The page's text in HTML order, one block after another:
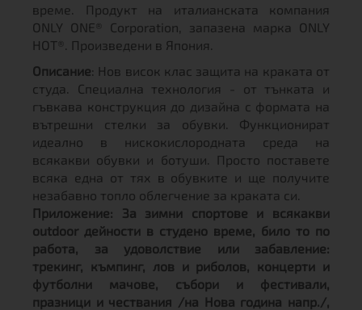
време. Продукт на италианската компания
ONLY ONE® Corporation, запазена марка ONLY
HOT®. Произведени в Япония.
Описание: Нов висок клас защита на краката от
студа. Специална технология - от тънката и
гъвкава конструкция до дизайна с формата на
вътрешни стелки за обувки. Функционират
идеално в нискокислородната среда на
всякакви обувки и ботуши. Просто поставете
всяка една от тях в обувките и ще получите
незабавно топло облегчение за краката си.
Приложение: За зимни спортове и всякакви
outdoor дейности в студено време, било то по
работа, за удоволствие или забавление:
трекинг, къмпинг, лов и риболов, концерти и
футболни мачове, събори и фестивали,
празници и чествания /на Нова година напр./,